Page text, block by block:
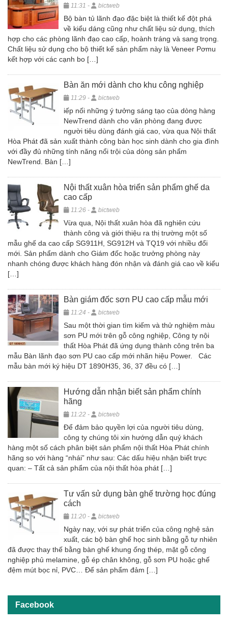
11:31 - bictweb
Bộ bàn tủ lãnh đạo đặc biệt là thiết kế đột phá
về kiểu dáng cũng như chất liệu sử dụng, thích
hợp cho các phòng lãnh đạo cao cấp, hoành tráng và sang trọng.
Chất liệu sử dụng cho bộ thiết kế sản phẩm này là Veneer Pơmu
kết hợp với các cạnh bo […]
Bàn ăn mới dành cho khu công nghiệp
11:29 - bictweb
iếp nối những ý tưởng sáng tạo của dòng hàng
NewTrend dành cho văn phòng đang được
người tiêu dùng đánh giá cao, vừa qua Nội thất
Hòa Phát đã sản xuất thành công bàn học sinh dành cho gia đình
với đầy đủ những tính năng nổi trội của dòng sản phẩm
NewTrend. Bàn […]
Nội thất xuân hòa triển sản phẩm ghế da
cao cấp
11:26 - bictweb
Vừa qua, Nội thất xuân hòa đã nghiên cứu
thành công và giới thiệu ra thị trường một số
mẫu ghế da cao cấp SG911H, SG912H và TQ19 với nhiều đổi
mới. Sản phẩm dành cho Giám đốc hoặc trưởng phòng này
nhanh chóng được khách hàng đón nhận và đánh giá cao về kiểu
[…]
Bàn giám đốc sơn PU cao cấp mẫu mới
11:24 - bictweb
Sau một thời gian tìm kiếm và thử nghiệm màu
sơn PU mới trên gỗ công nghiệp, Công ty nội
thất Hòa Phát đã ứng dụng thành công trên ba
mẫu Bàn lãnh đạo sơn PU cao cấp mới nhãn hiệu Power. Các
mẫu bàn mới ký hiệu DT 1890H35, 36, 37 đều có […]
Hướng dẫn nhận biết sản phẩm chính
hãng
11:22 - bictweb
Để đảm bảo quyền lợi của người tiêu dùng,
công ty chúng tôi xin hướng dẫn quý khách
hàng một số cách phân biệt sản phẩm nội thất Hòa Phát chính
hãng so với hàng “nhái” như sau: Các dấu hiệu nhận biết trực
quan: – Tất cả sản phẩm của nội thất hòa phát […]
Tư vấn sử dụng bàn ghế trường học đúng
cách
11:20 - bictweb
Ngày nay, với sự phát triển của công nghệ sản
xuất, các bộ bàn ghế học sinh bằng gỗ tự nhiên
đã được thay thế bằng bàn ghế khung ống thép, mặt gỗ công
nghiệp phủ melamine, gỗ ép chân không, gỗ sơn PU hoặc ghế
đệm mút bọc nỉ, PVC… Để sản phẩm đảm […]
Facebook